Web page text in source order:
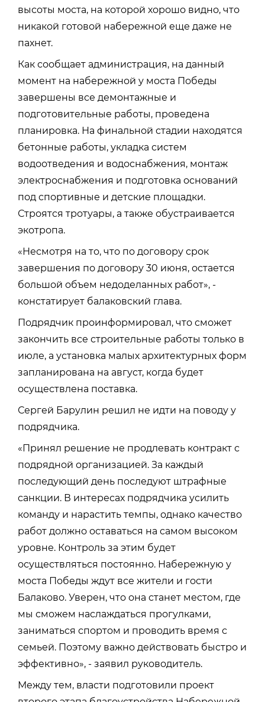
высоты моста, на которой хорошо видно, что
никакой готовой набережной еще даже не
пахнет.
Как сообщает администрация, на данный
момент на набережной у моста Победы
завершены все демонтажные и
подготовительные работы, проведена
планировка. На финальной стадии находятся
бетонные работы, укладка систем
водоотведения и водоснабжения, монтаж
электроснабжения и подготовка оснований
под спортивные и детские площадки.
Строятся тротуары, а также обустраивается
экотропа.
«Несмотря на то, что по договору срок
завершения по договору 30 июня, остается
большой объем недоделанных работ», -
констатирует балаковский глава.
Подрядчик проинформировал, что сможет
закончить все строительные работы только в
июле, а установка малых архитектурных форм
запланирована на август, когда будет
осуществлена поставка.
Сергей Барулин решил не идти на поводу у
подрядчика.
«Принял решение не продлевать контракт с
подрядной организацией. За каждый
последующий день последуют штрафные
санкции. В интересах подрядчика усилить
команду и нарастить темпы, однако качество
работ должно оставаться на самом высоком
уровне. Контроль за этим будет
осуществляться постоянно. Набережную у
моста Победы ждут все жители и гости
Балаково. Уверен, что она станет местом, где
мы сможем наслаждаться прогулками,
заниматься спортом и проводить время с
семьей. Поэтому важно действовать быстро и
эффективно», - заявил руководитель.
Между тем, власти подготовили проект